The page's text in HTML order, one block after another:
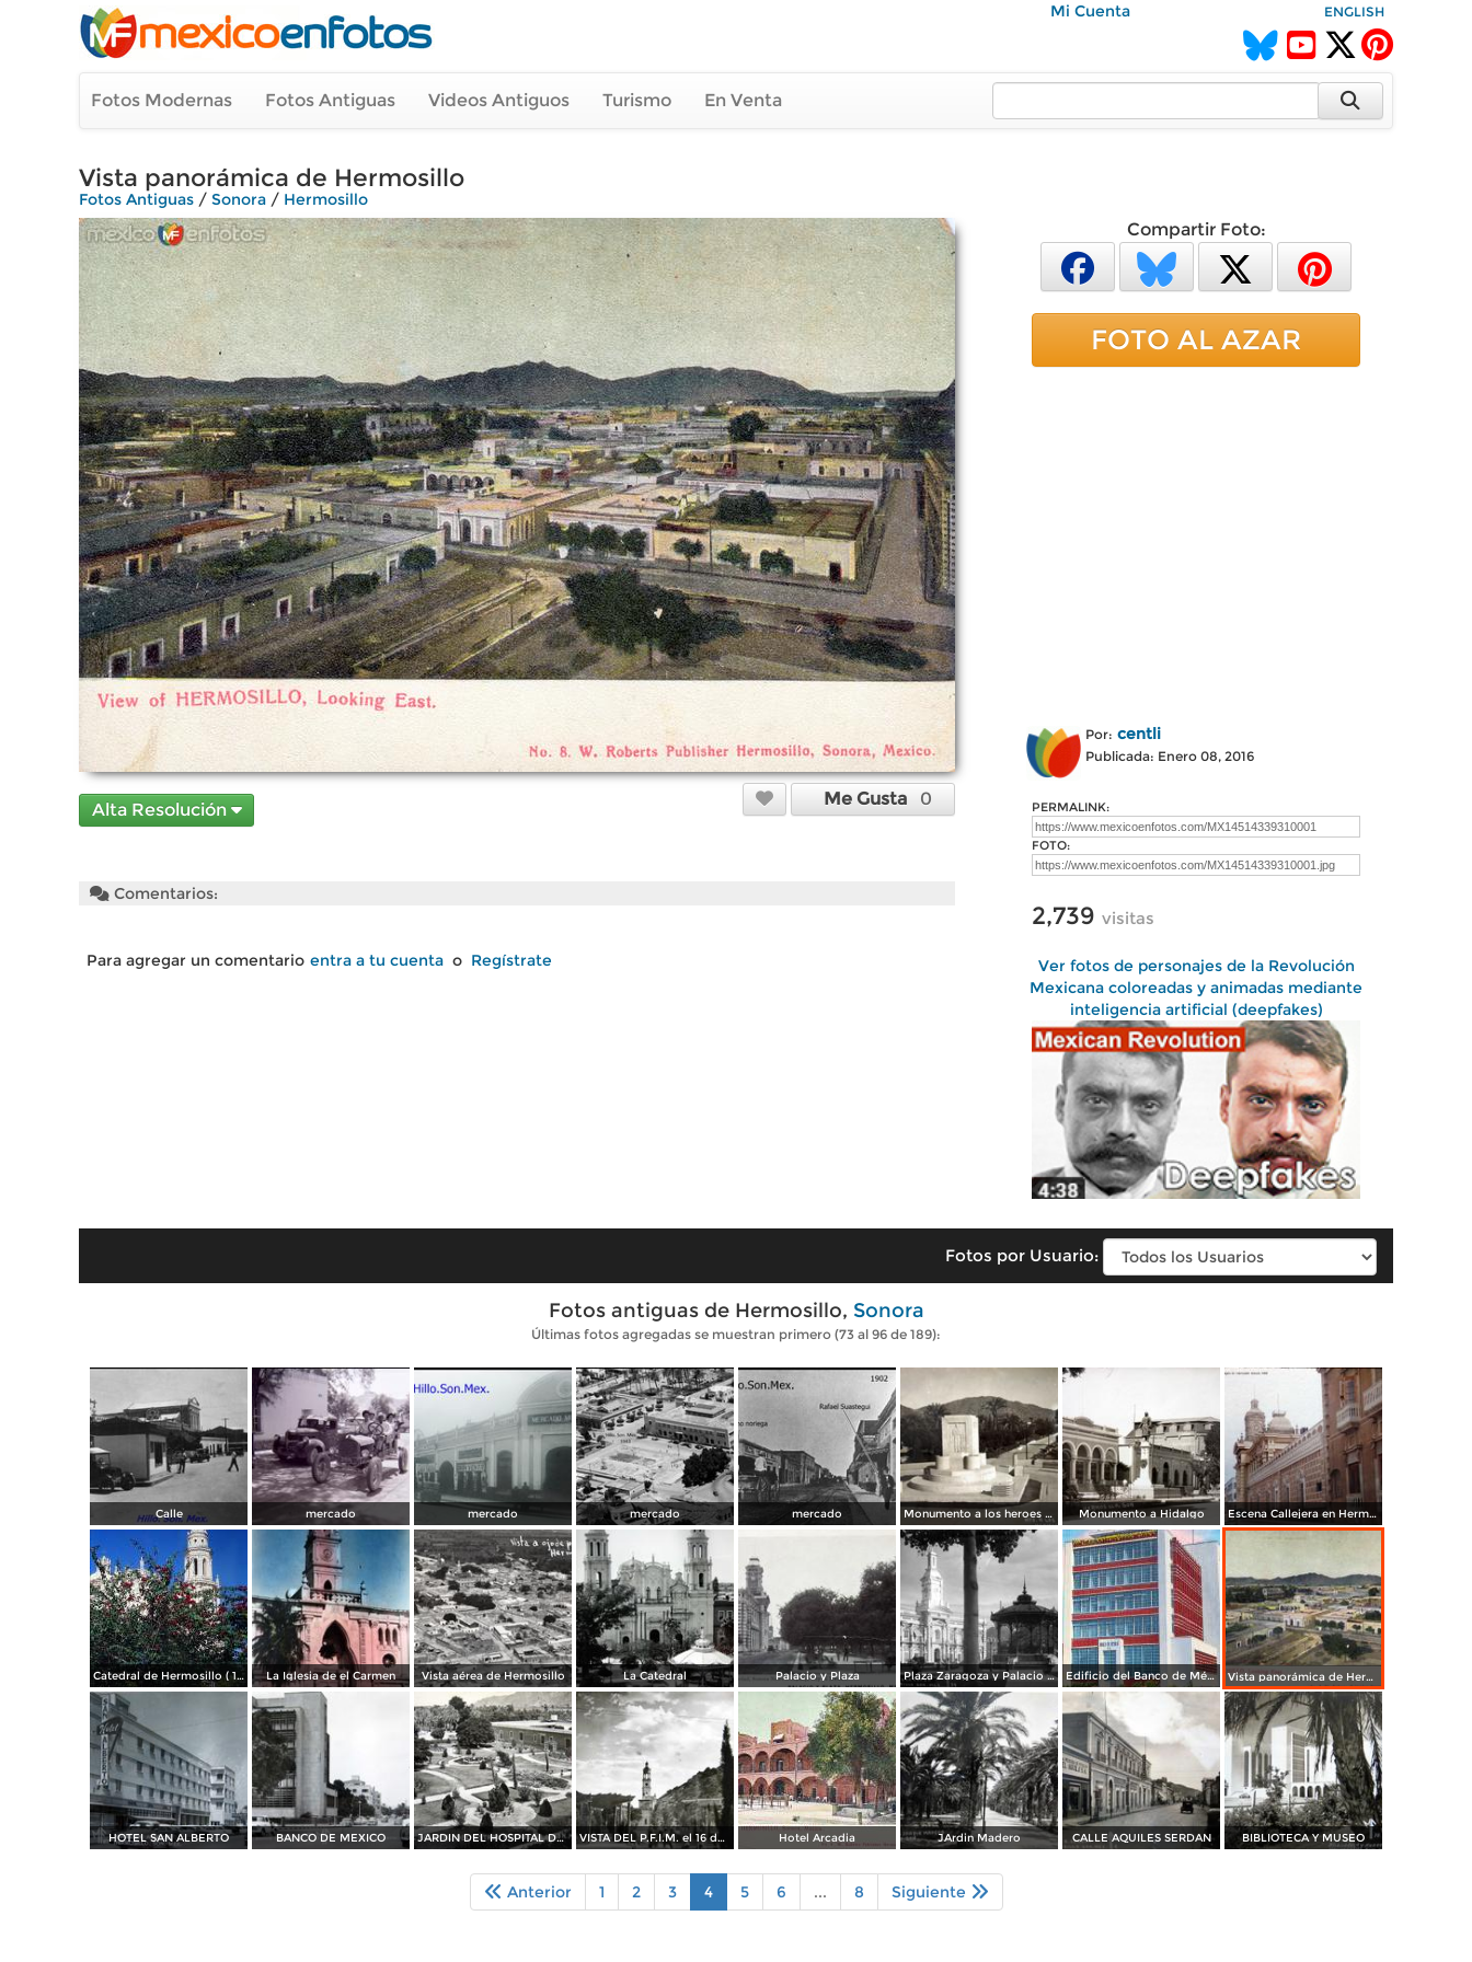
Mi Cuenta ENGLISH
Fotos Modernas Fotos Antiguas Videos Antiguos Turismo En Venta
Vista panorámica de Hermosillo
Fotos Antiguas / Sonora / Hermosillo
Alta Resolución
Me Gusta 0
Comentarios:
Para agregar un comentario entra a tu cuenta o Regístrate
Compartir Foto:
FOTO AL AZAR
Por: centli
Publicada: Enero 08, 2016
PERMALINK:
FOTO:
2,739 visitas
Ver fotos de personajes de la Revolución
Mexicana coloreadas y animadas mediante
inteligencia artificial (deepfakes)
Fotos por Usuario:
Fotos antiguas de Hermosillo, Sonora
Últimas fotos agregadas se muestran primero (73 al 96 de 189):
Calle mercado mercado mercado mercado Monumento a los heroes de Nacozari Monumento a Hidalgo Escena Callejera en Hermosillo Sonora 1958
Catedral de Hermosillo ( 1969 ) La Iglesia de el Carmen Vista aérea de Hermosillo La Catedral Palacio y Plaza Plaza Zaragoza y Palacio de Gobierno Edificio del Banco de México Vista panorámica de Hermosillo
HOTEL SAN ALBERTO BANCO DE MEXICO JARDIN DEL HOSPITAL DEL ESTADO el 16 de Octubre de 1935 VISTA DEL P.F.I.M. el 16 de Octubre de 1935 Hotel Arcadia JArdin Madero CALLE AQUILES SERDAN BIBLIOTECA Y MUSEO
Anterior 1 2 3 4 5 6 ... 8 Siguiente